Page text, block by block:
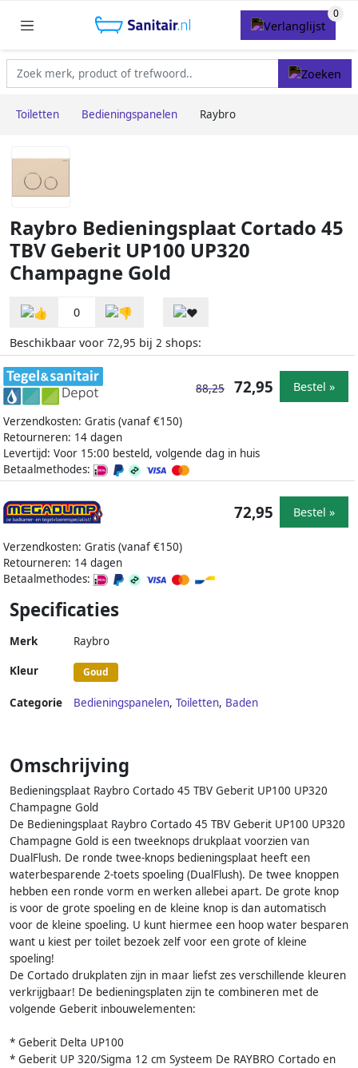
Toiletten Bedieningspanelen Raybro
Raybro Bedieningsplaat Cortado 45
TBV Geberit UP100 UP320
Champagne Gold
0
Beschikbaar voor 72,95 bij 2 shops:
Verzendkosten: Gratis (vanaf €150)
Retourneren: 14 dagen
Levertijd: Voor 15:00 besteld, volgende dag in huis
Betaalmethodes:
88,25 72,95 Bestel »
Verzendkosten: Gratis (vanaf €150)
Retourneren: 14 dagen
Betaalmethodes:
72,95 Bestel »
Specificaties
Merk Raybro
Kleur Goud
Categorie Bedieningspanelen, Toiletten, Baden
Omschrijving
Bedieningsplaat Raybro Cortado 45 TBV Geberit UP100 UP320
Champagne Gold
De Bedieningsplaat Raybro Cortado 45 TBV Geberit UP100 UP320
Champagne Gold is een tweeknops drukplaat voorzien van
DualFlush. De ronde twee-knops bedieningsplaat heeft een
waterbesparende 2-toets spoeling (DualFlush). De twee knoppen
hebben een ronde vorm en werken allebei apart. De grote knop
is voor de grote spoeling en de kleine knop is dan automatisch
voor de kleine spoeling. U kunt hiermee een hoop water besparen
want u kiest per toilet bezoek zelf voor een grote of kleine
spoeling!
De Cortado drukplaten zijn in maar liefst zes verschillende kleuren
verkrijgbaar! De bedieningsplaten zijn te combineren met de
volgende Geberit inbouwelementen:
* Geberit Delta UP100
* Geberit UP 320/Sigma 12 cm Systeem De RAYBRO Cortado en